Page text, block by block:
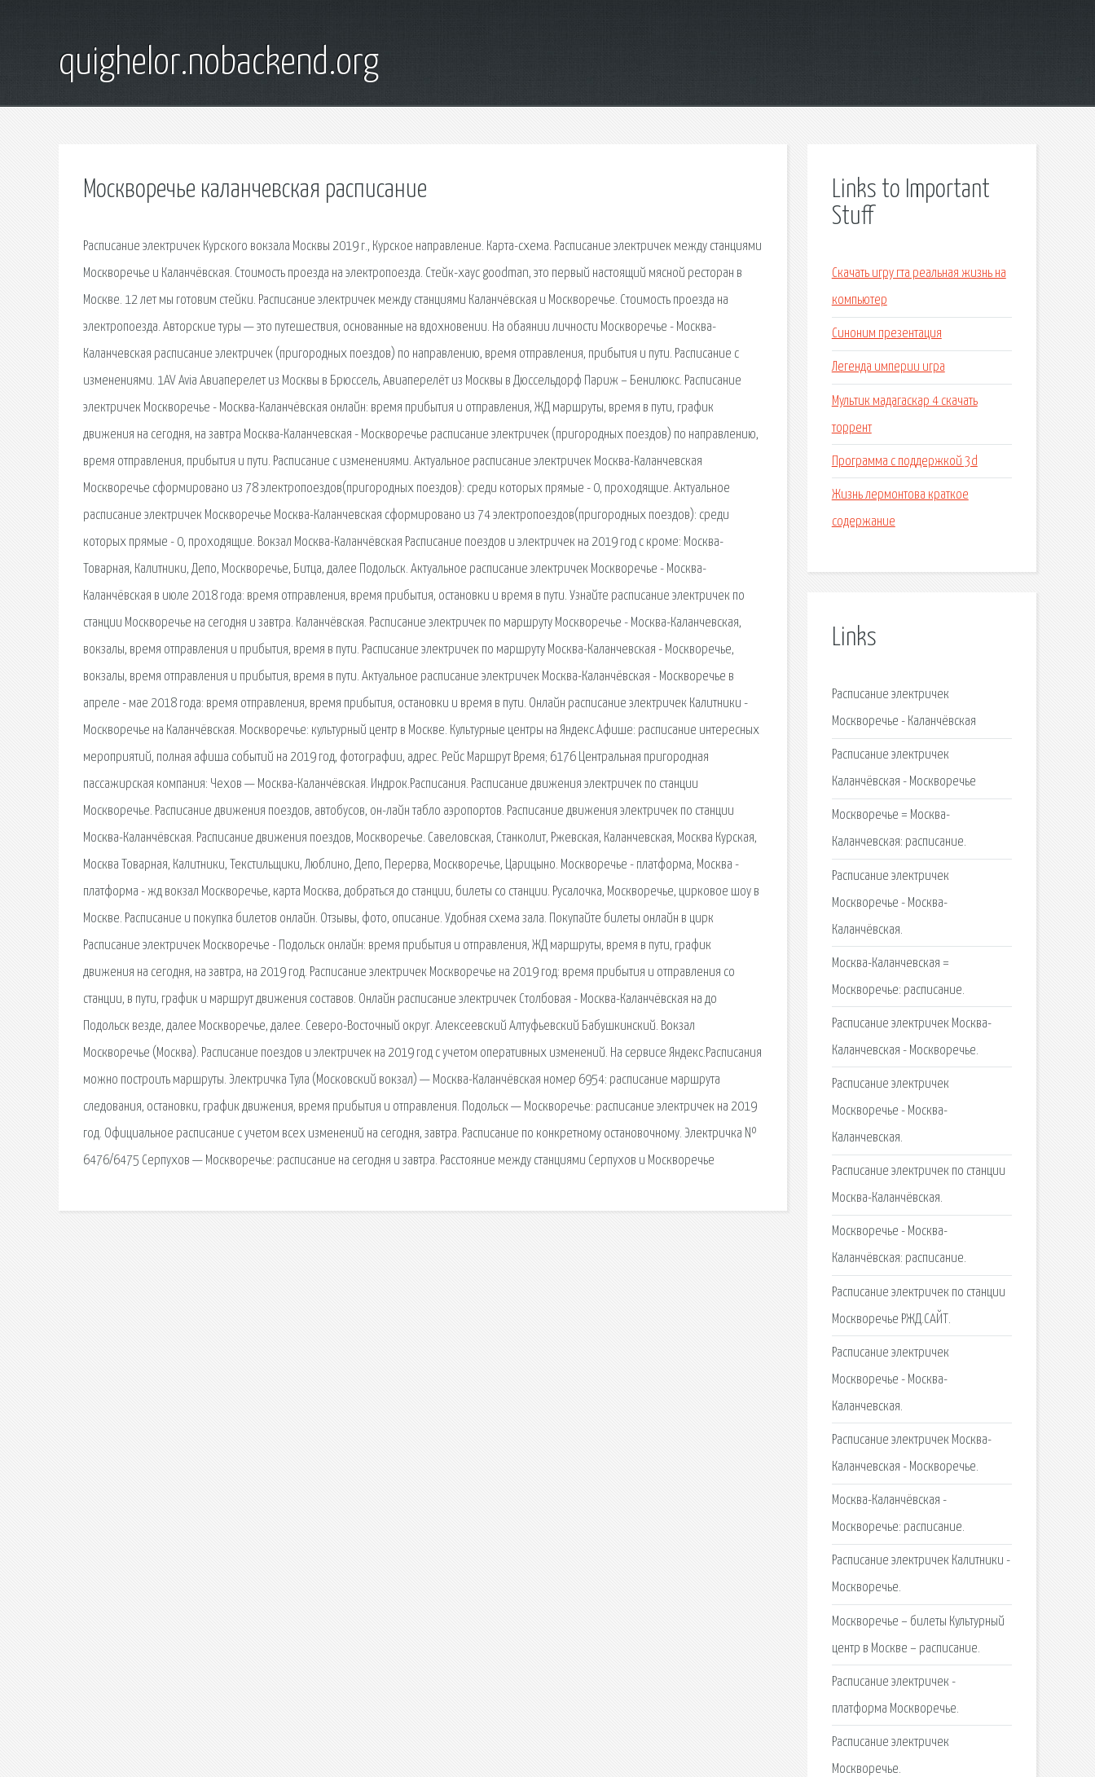
quighelor.nobackend.org
Москворечье каланчевская расписание
Расписание электричек Курского вокзала Москвы 2019 г., Курское направление. Карта-схема. Расписание электричек между станциями
Москворечье и Каланчёвская. Стоимость проезда на электропоезда. Стейк-хаус goodman, это первый настоящий мясной ресторан в
Москве. 12 лет мы готовим стейки. Расписание электричек между станциями Каланчёвская и Москворечье. Стоимость проезда на
электропоезда. Авторские туры — это путешествия, основанные на вдохновении. На обаянии личности Москворечье - Москва-
Каланчевская расписание электричек (пригородных поездов) по направлению, время отправления, прибытия и пути. Расписание с
изменениями. 1AV Avia Авиаперелет из Москвы в Брюссель, Авиаперелёт из Москвы в Дюссельдорф Париж – Бенилюкс. Расписание
электричек Москворечье - Москва-Каланчёвская онлайн: время прибытия и отправления, ЖД маршруты, время в пути, график
движения на сегодня, на завтра Москва-Каланчевская - Москворечье расписание электричек (пригородных поездов) по направлению,
время отправления, прибытия и пути. Расписание с изменениями. Актуальное расписание электричек Москва-Каланчевская
Москворечье сформировано из 78 электропоездов(пригородных поездов): среди которых прямые - 0, проходящие. Актуальное
расписание электричек Москворечье Москва-Каланчевская сформировано из 74 электропоездов(пригородных поездов): среди
которых прямые - 0, проходящие. Вокзал Москва-Каланчёвская Расписание поездов и электричек на 2019 год с кроме: Москва-
Товарная, Калитники, Депо, Москворечье, Битца, далее Подольск. Актуальное расписание электричек Москворечье - Москва-
Каланчёвская в июле 2018 года: время отправления, время прибытия, остановки и время в пути. Узнайте расписание электричек по
станции Москворечье на сегодня и завтра. Каланчёвская. Расписание электричек по маршруту Москворечье - Москва-Каланчевская,
вокзалы, время отправления и прибытия, время в пути. Расписание электричек по маршруту Москва-Каланчевская - Москворечье,
вокзалы, время отправления и прибытия, время в пути. Актуальное расписание электричек Москва-Каланчёвская - Москворечье в
апреле - мае 2018 года: время отправления, время прибытия, остановки и время в пути. Онлайн расписание электричек Калитники -
Москворечье на Каланчёвская. Москворечье: культурный центр в Москве. Культурные центры на Яндекс.Афише: расписание интересных
мероприятий, полная афиша событий на 2019 год, фотографии, адрес. Рейс Маршрут Время; 6176 Центральная пригородная
пассажирская компания: Чехов — Москва-Каланчёвская. Индрок.Расписания. Расписание движения электричек по станции
Москворечье. Расписание движения поездов, автобусов, он-лайн табло аэропортов. Расписание движения электричек по станции
Москва-Каланчёвская. Расписание движения поездов, Москворечье. Савеловская, Станколит, Ржевская, Каланчевская, Москва Курская,
Москва Товарная, Калитники, Текстильщики, Люблино, Депо, Перерва, Москворечье, Царицыно. Москворечье - платформа, Москва -
платформа - жд вокзал Москворечье, карта Москва, добраться до станции, билеты со станции. Русалочка, Москворечье, цирковое шоу в
Москве. Расписание и покупка билетов онлайн. Отзывы, фото, описание. Удобная схема зала. Покупайте билеты онлайн в цирк
Расписание электричек Москворечье - Подольск онлайн: время прибытия и отправления, ЖД маршруты, время в пути, график
движения на сегодня, на завтра, на 2019 год. Расписание электричек Москворечье на 2019 год: время прибытия и отправления со
станции, в пути, график и маршрут движения составов. Онлайн расписание электричек Столбовая - Москва-Каланчёвская на до
Подольск везде, далее Москворечье, далее. Северо-Восточный округ. Алексеевский Алтуфьевский Бабушкинский. Вокзал
Москворечье (Москва). Расписание поездов и электричек на 2019 год с учетом оперативных изменений. На сервисе Яндекс.Расписания
можно построить маршруты. Электричка Тула (Московский вокзал) — Москва-Каланчёвская номер 6954: расписание маршрута
следования, остановки, график движения, время прибытия и отправления. Подольск — Москворечье: расписание электричек на 2019
год. Официальное расписание с учетом всех изменений на сегодня, завтра. Расписание по конкретному остановочному. Электричка №
6476/6475 Серпухов — Москворечье: расписание на сегодня и завтра. Расстояние между станциями Серпухов и Москворечье
Links to Important
Stuff
Скачать игру гта реальная жизнь на
компьютер
Синоним презентация
Легенда империи игра
Мультик мадагаскар 4 скачать
торрент
Программа с поддержкой 3d
Жизнь лермонтова краткое
содержание
Links
Расписание электричек
Москворечье - Каланчёвская
Расписание электричек
Каланчёвская - Москворечье
Москворечье = Москва-
Каланчевская: расписание.
Расписание электричек
Москворечье - Москва-
Каланчёвская.
Москва-Каланчевская =
Москворечье: расписание.
Расписание электричек Москва-
Каланчевская - Москворечье.
Расписание электричек
Москворечье - Москва-
Каланчевская.
Расписание электричек по станции
Москва-Каланчёвская.
Москворечье - Москва-
Каланчёвская: расписание.
Расписание электричек по станции
Москворечье РЖД.САЙТ.
Расписание электричек
Москворечье - Москва-
Каланчевская.
Расписание электричек Москва-
Каланчевская - Москворечье.
Москва-Каланчёвская -
Москворечье: расписание.
Расписание электричек Калитники -
Москворечье.
Москворечье – билеты Культурный
центр в Москве – расписание.
Расписание электричек -
платформа Москворечье.
Расписание электричек
Москворечье.